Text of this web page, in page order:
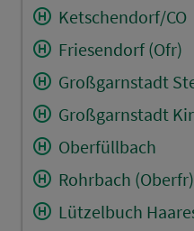
Ketschendorf/CO
Friesendorf (Ofr)
Großgarnstadt
Großgarnstadt
Oberfüllbach
Rohrbach (Oberfr)
Lützelbuch